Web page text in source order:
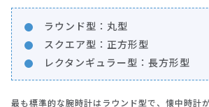
ラウンド型：丸型
スクエア型：正方形型
レクタンギュラー型：長方形型
最も標準的な腕時計はラウンド型で、懐中時計